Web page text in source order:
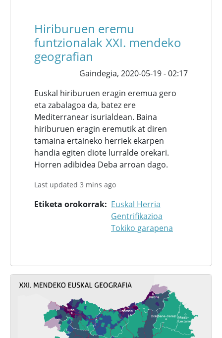
Hiriburuen eremu
funtzionalak XXI. mendeko
geografian
Gaindegia, 2020-05-19 - 02:17
Euskal hiriburuen eragin eremua gero
eta zabalagoa da, batez ere
Mediterranear isurialdean. Baina
hiriburuen eragin eremutik at diren
tamaina ertaineko herriek ekarpen
handia egiten diote lurralde orekari.
Horren adibidea Deba arroan dago.
Last updated 3 mins ago
Etiketa orokorrak
Euskal Herria
Gentrifikazioa
Tokiko garapena